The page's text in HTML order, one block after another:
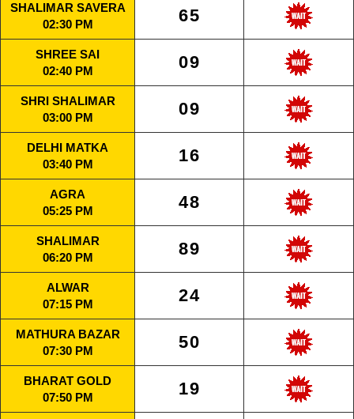
SHALIMAR SAVERA
02:30 PM
65
SHREE SAI
02:40 PM
09
SHRI SHALIMAR
03:00 PM
09
DELHI MATKA
03:40 PM
16
AGRA
05:25 PM
48
SHALIMAR
06:20 PM
89
ALWAR
07:15 PM
24
MATHURA BAZAR
07:30 PM
50
BHARAT GOLD
07:50 PM
19